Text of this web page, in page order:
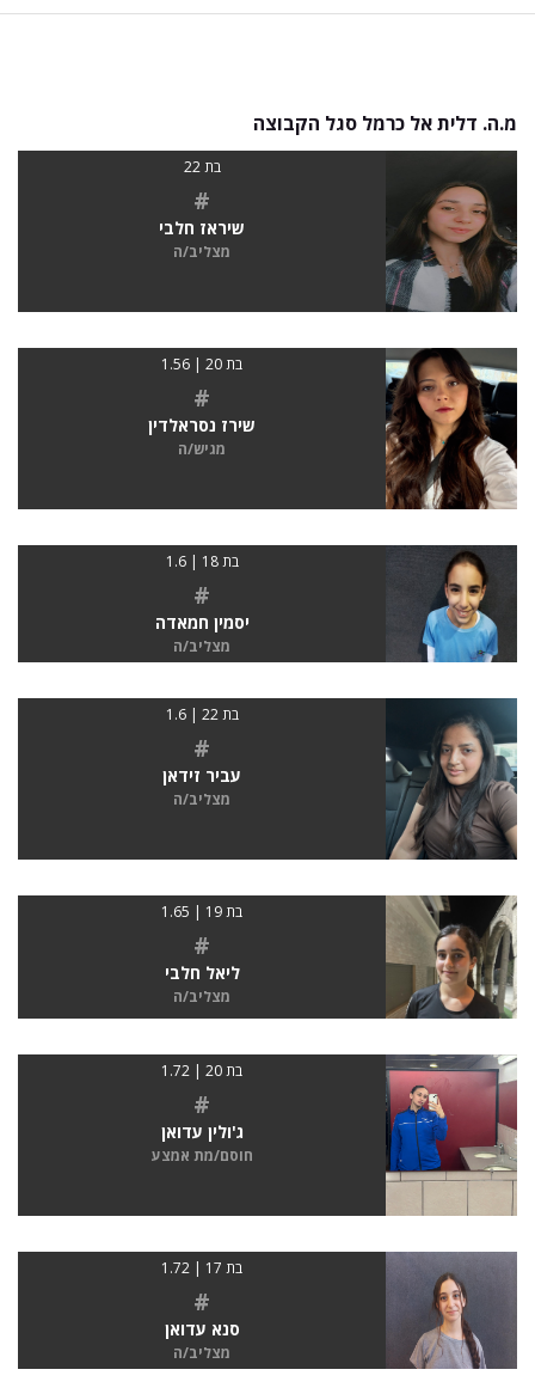
מ.ה. דלית אל כרמל סגל הקבוצה
בת 22
#
שיראז חלבי
מצליב/ה
בת 20 | 1.56
#
שירז נסראלדין
מגיש/ה
בת 18 | 1.6
#
יסמין חמאדה
מצליב/ה
בת 22 | 1.6
#
עביר זידאן
מצליב/ה
בת 19 | 1.65
#
ליאל חלבי
מצליב/ה
בת 20 | 1.72
#
ג'ולין עדואן
חוסם/מת אמצע
בת 17 | 1.72
#
סנא עדואן
מצליב/ה